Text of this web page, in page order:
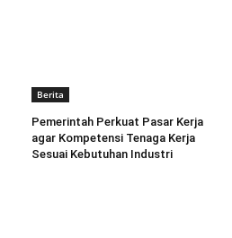
Berita
Pemerintah Perkuat Pasar Kerja
agar Kompetensi Tenaga Kerja
Sesuai Kebutuhan Industri